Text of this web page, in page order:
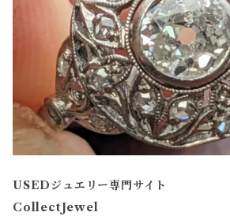
USEDジュエリー専門サイト
CollectJewel